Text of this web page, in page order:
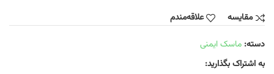
مقایسه
علاقه‌مندم
دسته: ماسک ایمنی
به اشتراک بگذارید: